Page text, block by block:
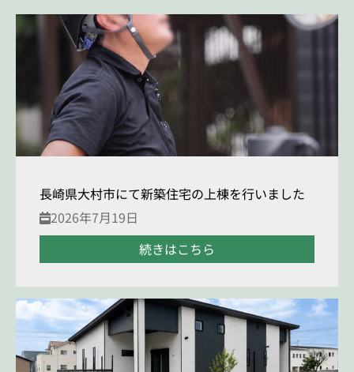
長崎県大村市にて新築住宅の上棟を行いました
2026年7月19日
続きはこちら